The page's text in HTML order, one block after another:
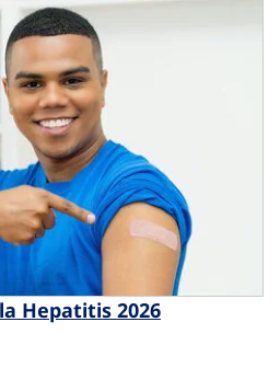
Hepatitis 2026